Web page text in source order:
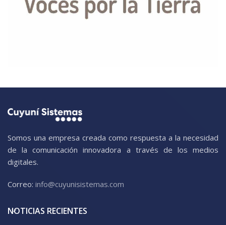
Somos una empresa creada como respuesta a la necesidad
de la comunicación innovadora a través de los medios
digitales.
Correo: info@cuyunisistemas.com
NOTICIAS RECIENTES